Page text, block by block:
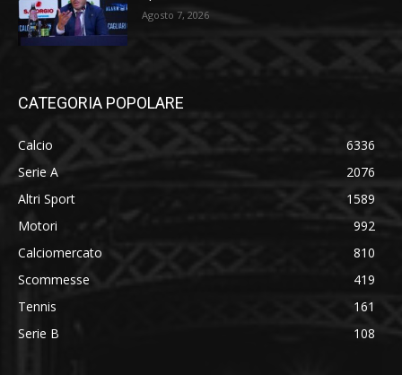
Agosto 7, 2026
CATEGORIA POPOLARE
Calcio
6336
Serie A
2076
Altri Sport
1589
Motori
992
Calciomercato
810
Scommesse
419
Tennis
161
Serie B
108